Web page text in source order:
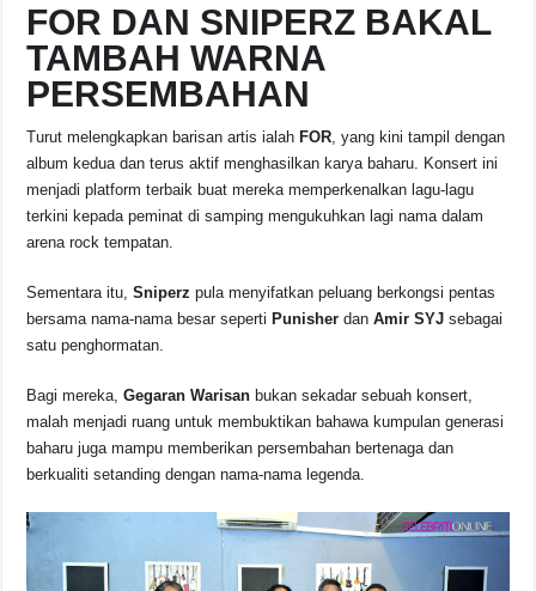
FOR DAN SNIPERZ BAKAL
TAMBAH WARNA
PERSEMBAHAN
Turut melengkapkan barisan artis ialah FOR , yang kini tampil dengan
album kedua dan terus aktif menghasilkan karya baharu. Konsert ini
menjadi platform terbaik buat mereka memperkenalkan lagu-lagu
terkini kepada peminat di samping mengukuhkan lagi nama dalam
arena rock tempatan.
Sementara itu,Sniperz pula menyifatkan peluang berkongsi pentas
bersama nama-nama besar seperti Punisher danAmir SYJ sebagai
satu penghormatan.
Bagi mereka,Gegaran Warisan bukan sekadar sebuah konsert,
malah menjadi ruang untuk membuktikan bahawa kumpulan generasi
baharu juga mampu memberikan persembahan bertenaga dan
berkualiti setanding dengan nama-nama legenda.